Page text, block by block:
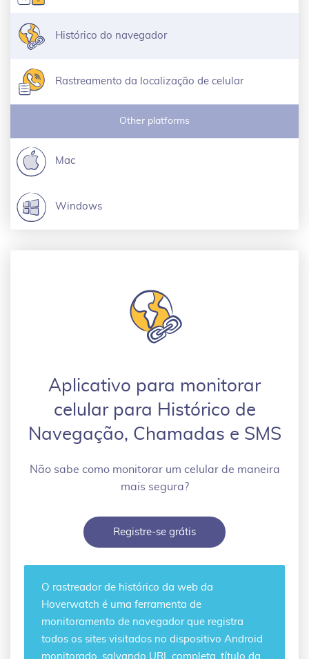
Histórico do navegador
Rastreamento da localização de celular
Other platforms
Mac
Windows
Aplicativo para monitorar
celular para Histórico de
Navegação, Chamadas e SMS
Não sabe como monitorar um celular de maneira
mais segura?
Registre-se grátis
O rastreador de histórico da web da
Hoverwatch é uma ferramenta de
monitoramento de navegador que registra
todos os sites visitados no dispositivo Android
monitorado, salvando URL completa, título da